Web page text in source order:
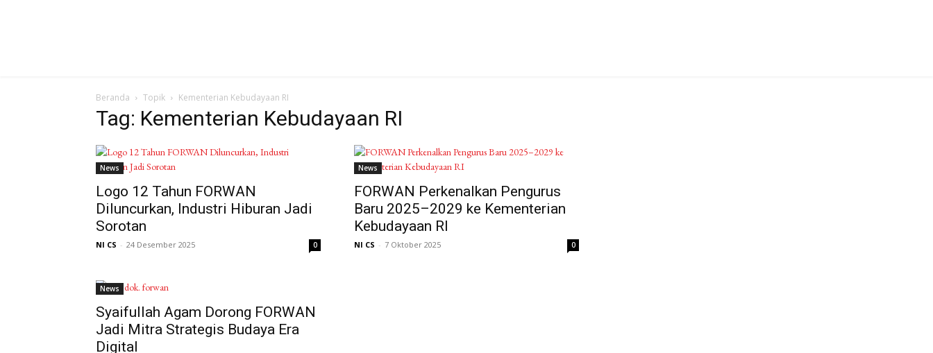
Beranda Topik Kementerian Kebudayaan RI
Tag: Kementerian Kebudayaan RI
News
Logo 12 Tahun FORWAN
Diluncurkan, Industri Hiburan Jadi
Sorotan
NI CS - 24 Desember 2025 0
News
FORWAN Perkenalkan Pengurus
Baru 2025–2029 ke Kementerian
Kebudayaan RI
NI CS - 7 Oktober 2025 0
News
Syaifullah Agam Dorong FORWAN
Jadi Mitra Strategis Budaya Era
Digital